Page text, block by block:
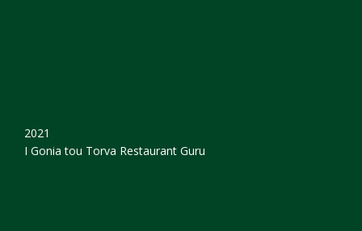
2021
I Gonia tou Torva Restaurant Guru